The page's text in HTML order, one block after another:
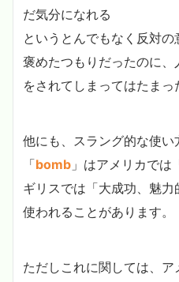
だ気分になれる
というとんでもなく反対
褒めたつもりだったのに
をされてしまってはたまっ
他にも、スラング的な使い
「bomb 」はアメリカでは
ギリスでは「大成功、魅
使われることがあります。
ただしこれに関しては、